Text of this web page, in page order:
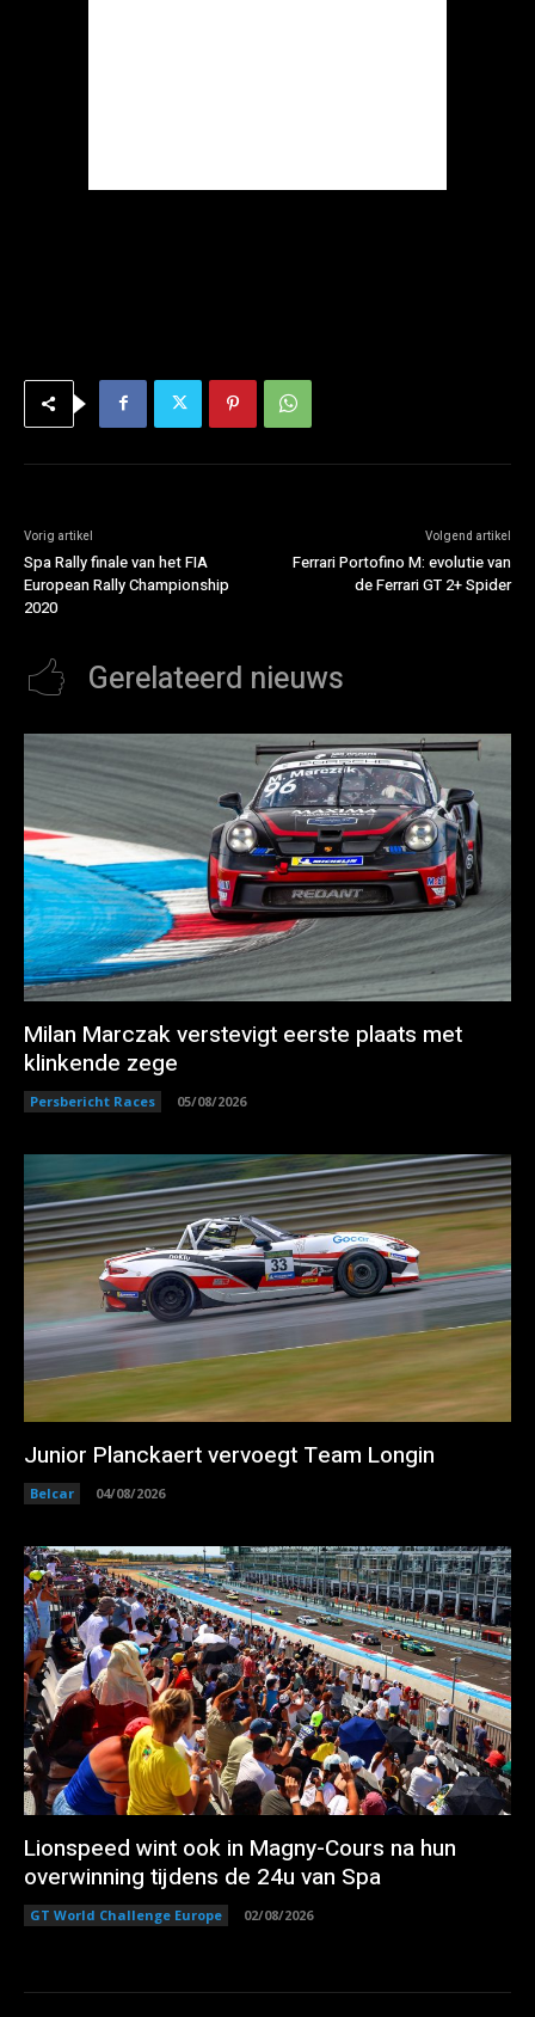
Vorig artikel
Spa Rally finale van het FIA
European Rally Championship
2020
Volgend artikel
Ferrari Portofino M: evolutie van
de Ferrari GT 2+ Spider
Gerelateerd nieuws
Milan Marczak verstevigt eerste plaats met
klinkende zege
Persbericht Races 05/08/2026
Junior Planckaert vervoegt Team Longin
Belcar 04/08/2026
Lionspeed wint ook in Magny-Cours na hun
overwinning tijdens de 24u van Spa
GT World Challenge Europe 02/08/2026